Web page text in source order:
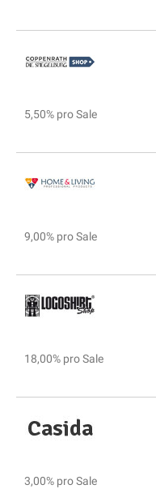
5,50% pro Sale
9,00% pro Sale
18,00% pro Sale
3,00% pro Sale